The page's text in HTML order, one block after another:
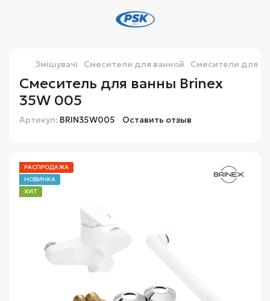
Змішувачі Смесители для ванной Смесители для
Смеситель для ванны Brinex
35W 005
Артикул: BRIN35W005 Оставить отзыв
РАСПРОДАЖА
НОВИНКА
ХИТ